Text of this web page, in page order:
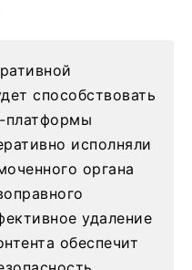
способствовать
платформы
исполняли
органа
удаление
обеспечит